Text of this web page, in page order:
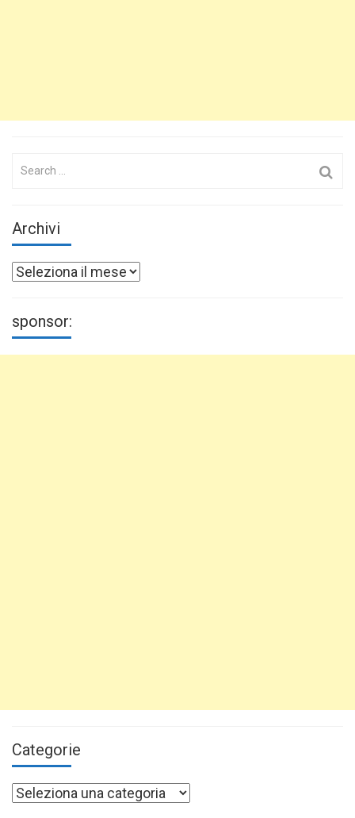
Search
Archivi
Archivi
sponsor:
Categorie
Categorie